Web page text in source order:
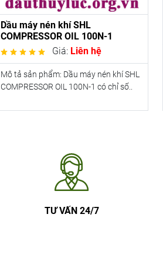
Dầu máy nén khí SHL
COMPRESSOR OIL 100N-1
Giá: Liên hệ
Mô tả sản phẩm: Dầu máy nén khí SHL
COMPRESSOR OIL 100N-1 có chỉ số..
TƯ VẤN 24/7